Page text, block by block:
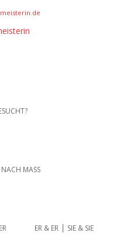
München,
MASS
ER & ER ⎪ SIE & SIE